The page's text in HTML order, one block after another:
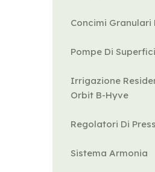
Concimi Granulari
Pompe Di
Irrigazione
Orbit B-Hyve
Regolatori Di
Sistema Armonia